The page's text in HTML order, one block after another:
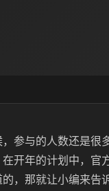
参与的人数还是很
开年的计划中，官
，那就让小编来告